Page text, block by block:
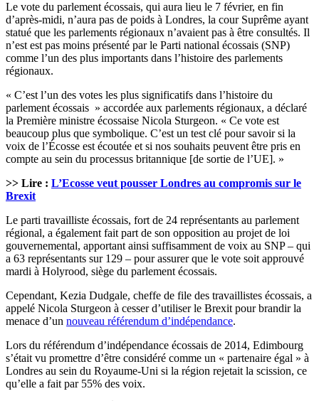
Le vote du parlement écossais, qui aura lieu le 7 février, en fin
d’après-midi, n’aura pas de poids à Londres, la cour Suprême ayant
statué que les parlements régionaux n’avaient pas à être consultés. Il
n’est est pas moins présenté par le Parti national écossais (SNP)
comme l’un des plus importants dans l’histoire des parlements
régionaux.
« C’est l’un des votes les plus significatifs dans l’histoire du
parlement écossais » accordée aux parlements régionaux, a déclaré
la Première ministre écossaise Nicola Sturgeon. « Ce vote est
beaucoup plus que symbolique. C’est un test clé pour savoir si la
voix de l’Écosse est écoutée et si nos souhaits peuvent être pris en
compte au sein du processus britannique [de sortie de l’UE]. »
>> Lire : L’Ecosse veut pousser Londres au compromis sur le
Brexit
Le parti travailliste écossais, fort de 24 représentants au parlement
régional, a également fait part de son opposition au projet de loi
gouvernemental, apportant ainsi suffisamment de voix au SNP – qui
a 63 représentants sur 129 – pour assurer que le vote soit approuvé
mardi à Holyrood, siège du parlement écossais.
Cependant, Kezia Dudgale, cheffe de file des travaillistes écossais, a
appelé Nicola Sturgeon à cesser d’utiliser le Brexit pour brandir la
menace d’un nouveau référendum d’indépendance.
Lors du référendum d’indépendance écossais de 2014, Edimbourg
s’était vu promettre d’être considéré comme un « partenaire égal » à
Londres au sein du Royaume-Uni si la région rejetait la scission, ce
qu’elle a fait par 55% des voix.